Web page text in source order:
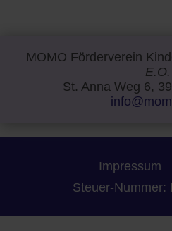
MOMO Förderverein
E.O.
St. Anna Weg 6,
Impressum
Steuer-Nummer: